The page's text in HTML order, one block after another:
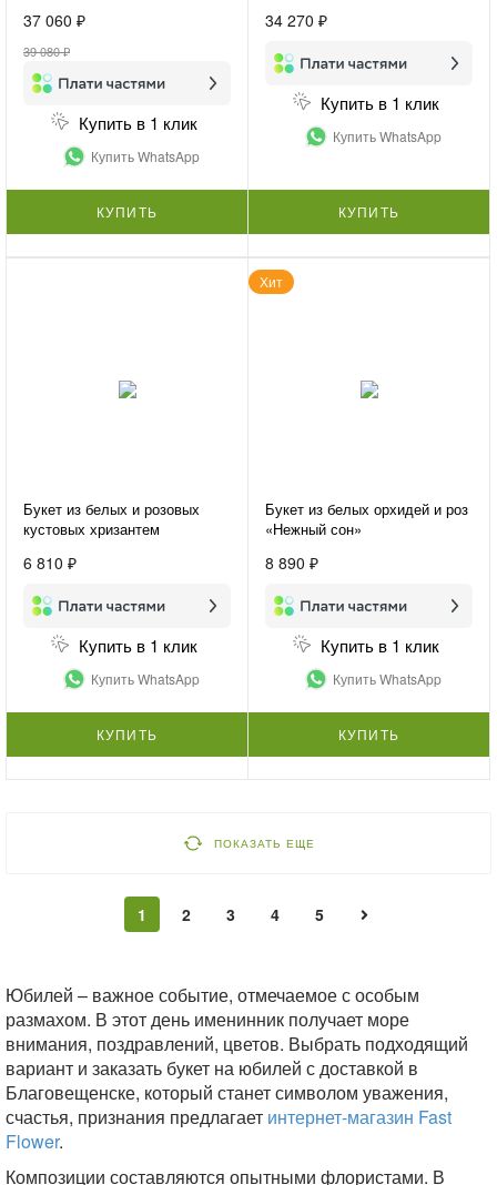
37 060 ₽
39 080 ₽
Купить в 1 клик
Купить WhatsApp
КУПИТЬ
34 270 ₽
Купить в 1 клик
Купить WhatsApp
КУПИТЬ
Букет из белых и розовых
кустовых хризантем
6 810 ₽
Купить в 1 клик
Купить WhatsApp
КУПИТЬ
Хит
Букет из белых орхидей и роз
«Нежный сон»
8 890 ₽
Купить в 1 клик
Купить WhatsApp
КУПИТЬ
ПОКАЗАТЬ ЕЩЕ
1 2 3 4 5
Юбилей – важное событие, отмечаемое с особым
размахом. В этот день именинник получает море
внимания, поздравлений, цветов. Выбрать подходящий
вариант и заказать букет на юбилей с доставкой в
Благовещенске, который станет символом уважения,
счастья, признания предлагает интернет-магазин Fast
Flower.
Композиции составляются опытными флористами. В